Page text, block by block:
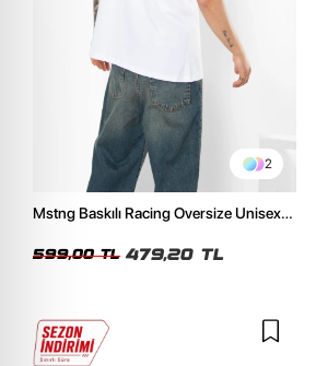
2
Mstng Baskılı Racing Oversize Unisex
599,00 TL 479,20 TL